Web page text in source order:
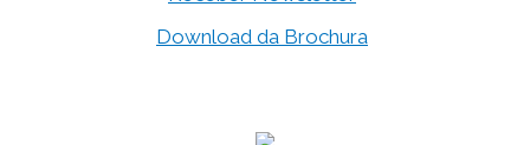
Download da Brochura